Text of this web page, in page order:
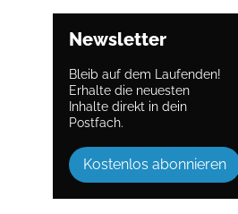
Newsletter
Bleib auf dem Laufenden!
Erhalte die neuesten
Inhalte direkt in dein
Postfach.
Kostenlos abonnieren